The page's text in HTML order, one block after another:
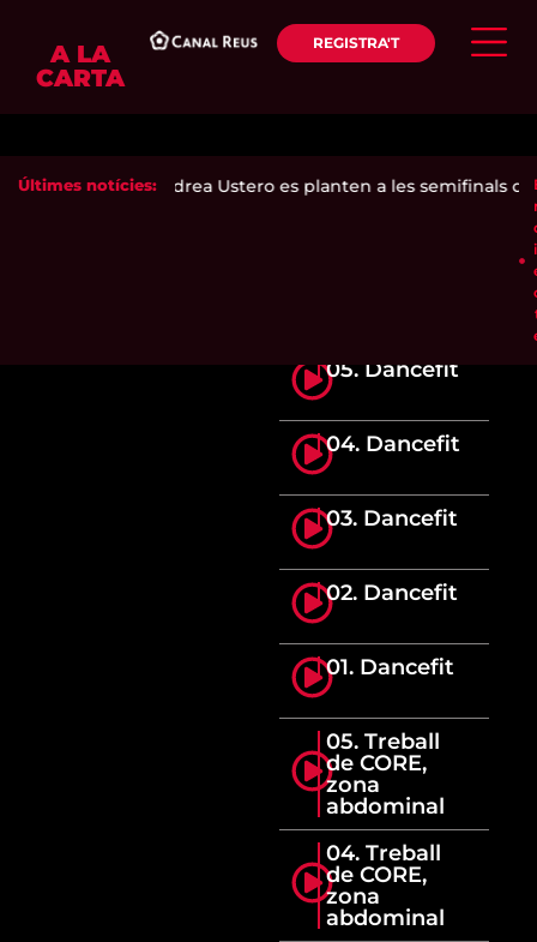
A LA
CARTA
REGISTRA'T
Últimes notícies:
Ari Sánchez i Andrea Ustero es planten a les semifinals del
05. Dancefit
04. Dancefit
03. Dancefit
02. Dancefit
01. Dancefit
05. Treball
de CORE,
zona
abdominal
04. Treball
de CORE,
zona
abdominal